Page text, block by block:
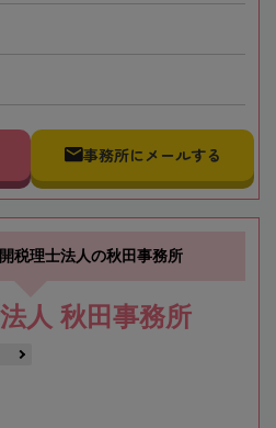
事務所にメールする
税理士法人の秋田事務所
人 秋田事務所